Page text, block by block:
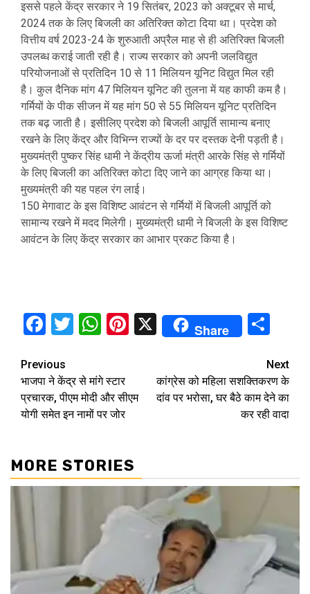
इससे पहले केंद्र सरकार ने 19 सितंबर, 2023 को अक्टूबर से मार्च,
2024 तक के लिए बिजली का अतिरिक्त कोटा दिया था। प्रदेश को
वित्तीय वर्ष 2023-24 के शुरुआती अप्रैल माह से ही अतिरिक्त बिजली
उपलब्ध कराई जाती रही है। राज्य सरकार को अपनी जलविद्युत
परियोजनाओं से प्रतिदिन 10 से 11 मिलियन यूनिट विद्युत मिल रही
है। कुल दैनिक मांग 47 मिलियन यूनिट की तुलना में यह काफी कम है।
गर्मियों के पीक सीजन में यह मांग 50 से 55 मिलियन यूनिट प्रतिदिन
तक बढ़ जाती है। इसीलिए प्रदेश को बिजली आपूर्ति सामान्य बनाए
रखने के लिए केंद्र और विभिन्न राज्यों के दर पर दस्तक देनी पड़ती है।
मुख्यमंत्री पुष्कर सिंह धामी ने केंद्रीय ऊर्जा मंत्री आरके सिंह से गर्मियों
के लिए बिजली का अतिरिक्त कोटा दिए जाने का आग्रह किया था।
मुख्यमंत्री की यह पहल रंग लाई।
150 मेगावाट के इस विशिष्ट आवंटन से गर्मियों में बिजली आपूर्ति को
सामान्य रखने में मदद मिलेगी। मुख्यमंत्री धामी ने बिजली के इस विशिष्ट
आवंटन के लिए केंद्र सरकार का आभार प्रकट किया है।
Facebook
Twitter
WhatsApp
Pinterest
X Share
Continue
Reading
Previous
भाजपा ने केंद्र से मांगे स्टार
प्रचारक, पीएम मोदी और सीएम
योगी समेत इन नामों पर जोर
Next
कांग्रेस को महिला सशक्तिकरण के
दांव पर भरोसा, घर बैठे काम देने का
कर रही वादा
MORE STORIES